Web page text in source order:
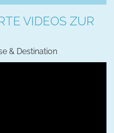
VIDEOS ZUR
& Destination